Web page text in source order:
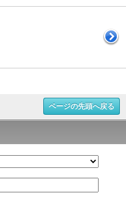
ページの先頭へ戻る